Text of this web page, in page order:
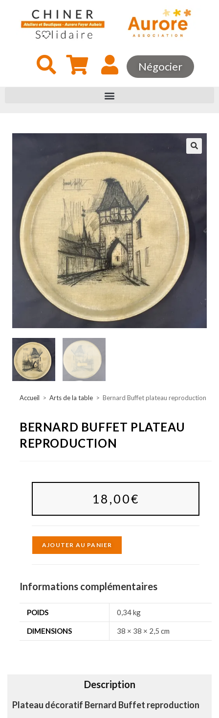
Négocier
Accueil > Arts de la table > Bernard Buffet plateau reproduction
BERNARD BUFFET PLATEAU
REPRODUCTION
18,00€
AJOUTER AU PANIER
n
a
t
:
Informations complémentaires
POIDS 0,34 kg
DIMENSIONS 38 × 38 × 2,5 cm
Description
Plateau décoratif Bernard Buffet reproduction